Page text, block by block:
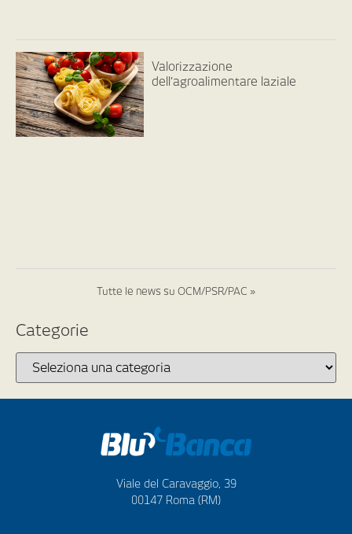
Valorizzazione
dell’agroalimentare laziale
Tutte le news su OCM/PSR/PAC »
Categorie
Viale del Caravaggio, 39
00147 Roma (RM)